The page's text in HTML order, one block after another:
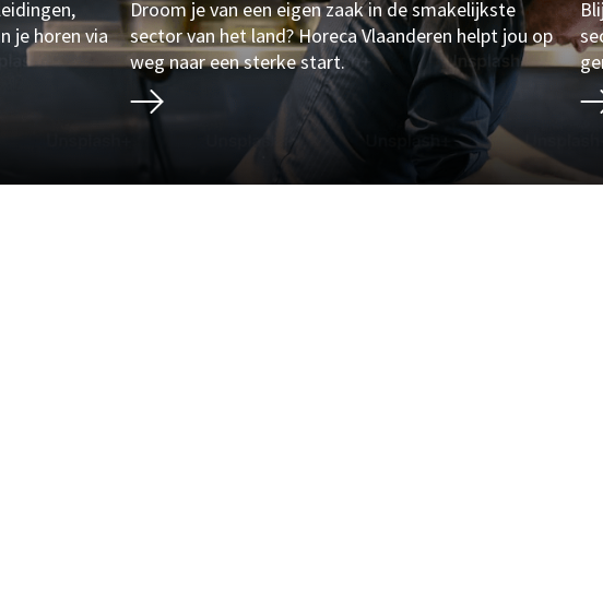
je horen via
Droom je van een eigen zaak in de smakelijkste
sector van het land? Horeca Vlaanderen helpt jou op
weg naar een sterke start.